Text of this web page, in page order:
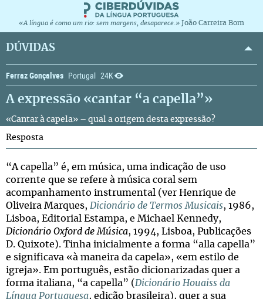
«A língua é como um rio: sem margens, desaparece.» João Carreira Bom
DÚVIDAS
Ferraz Gonçalves Portugal 24K
A expressão «cantar “a capella”»
«Cantar à capela» – qual a origem desta expressão?
Resposta
“A capella” é, em música, uma indicação de uso
corrente que se refere à música coral sem
acompanhamento instrumental (ver Henrique de
Oliveira Marques, Dicionário de Termos Musicais, 1986,
Lisboa, Editorial Estampa, e Michael Kennedy,
Dicionário Oxford de Música, 1994, Lisboa, Publicações
D. Quixote). Tinha inicialmente a forma “alla capella”
e significava «à maneira da capela», «em estilo de
igreja». Em português, estão dicionarizadas quer a
forma italiana, “a capella” ( Dicionário Houaiss da
Língua Portuguesa, edição brasileira), quer a sua